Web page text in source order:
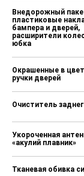
от
Внедорожный
пластиковые
бампера и дверей,
расширители
юбка
Окрашенные в
ручки дверей
Очиститель
Укороченная
«акулий плавник»
Тканевая обивка